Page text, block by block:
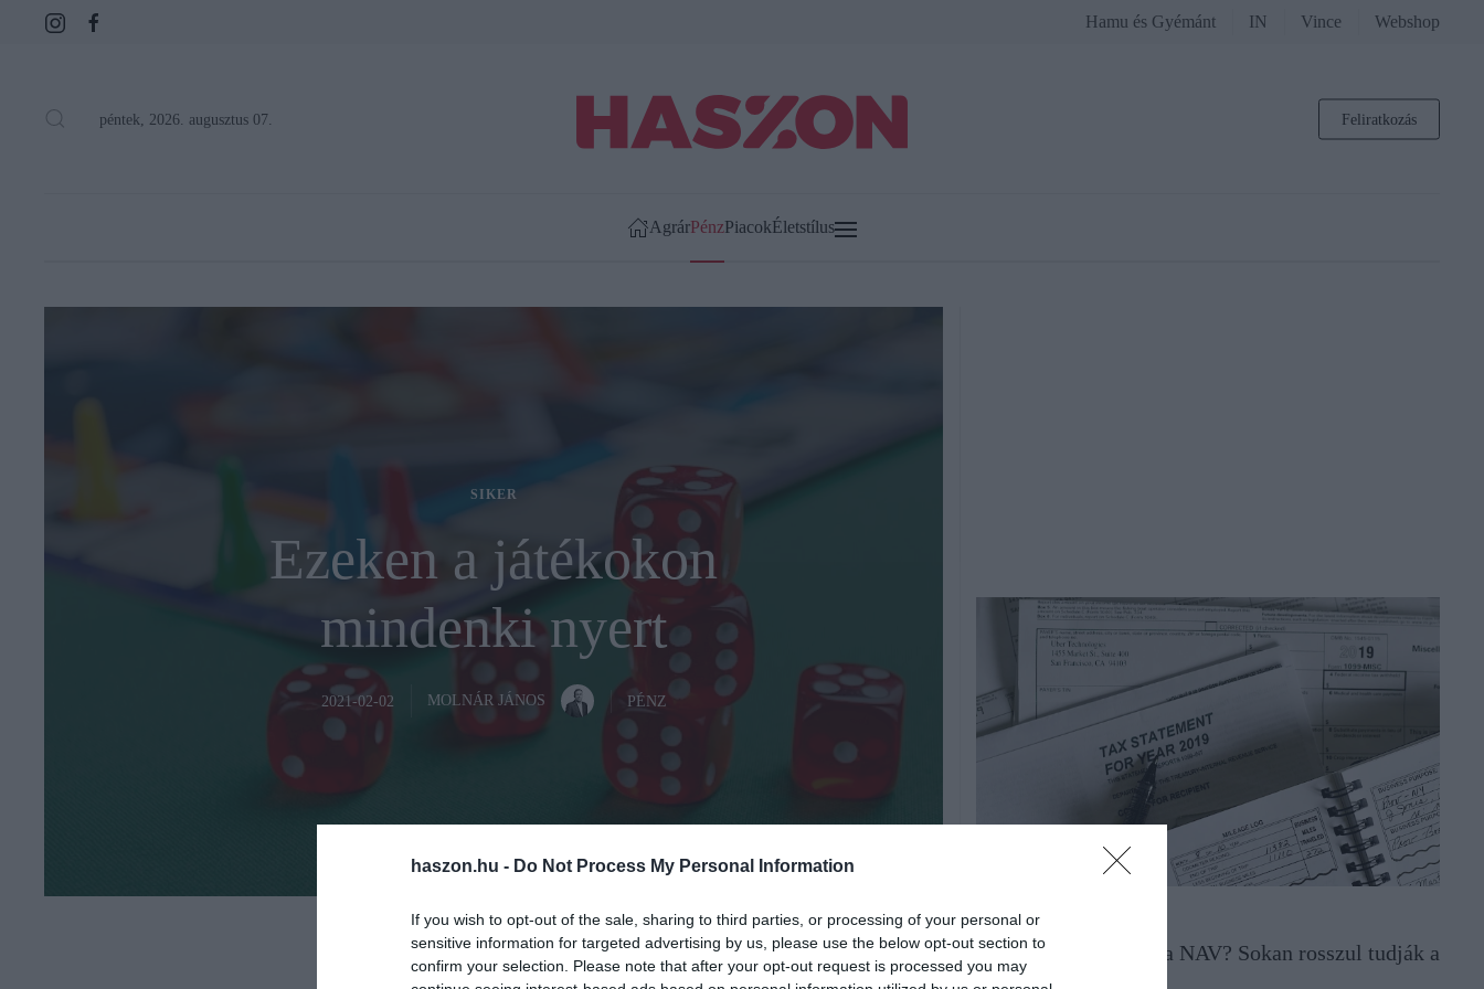
haszon.hu - Do Not Process My Personal Information
If you wish to opt-out of the sale, sharing to third parties, or processing of your personal or
sensitive information for targeted advertising by us, please use the below opt-out section to
confirm your selection. Please note that after your opt-out request is processed you may
Hamu és Gyémánt IN Vince Webshop
péntek, 2026. augusztus 07. Feliratkozás
AgrárPénzPiacokÉletstílus
SIKER
Ezeken a játékokon
mindenki nyert
2021-02-02 MOLNÁR JÁNOS PÉNZ
Fotó:Fotó:123RF ADÓ
Meddig ellenőrizhet a NAV? Sokan rosszul tudják a
pontos szabályt